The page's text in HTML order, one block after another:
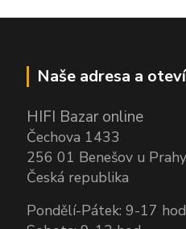
Naše adresa a
HIFI Bazar online
Čechova 1433
256 01 Benešov u Prahy
Česká republika
Pondělí-Pátek: 9-17